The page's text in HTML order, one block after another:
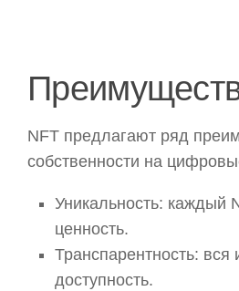
NFT предлагают ряд
собственности на
Уникальность: каждый
ценность.
Транспарентность:
доступность.